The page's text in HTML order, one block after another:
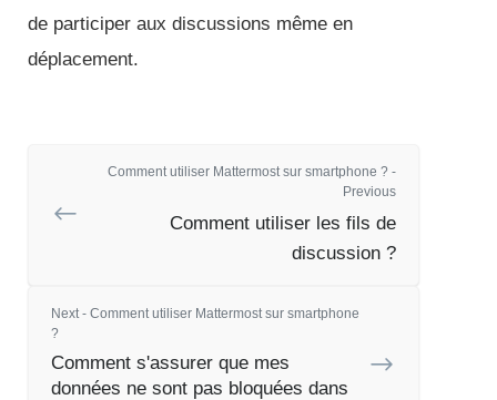
de participer aux discussions même en
déplacement.
Comment utiliser Mattermost sur smartphone ? -
Previous
Comment utiliser les fils de
discussion ?
Next - Comment utiliser Mattermost sur smartphone
?
Comment s'assurer que mes
données ne sont pas bloquées dans